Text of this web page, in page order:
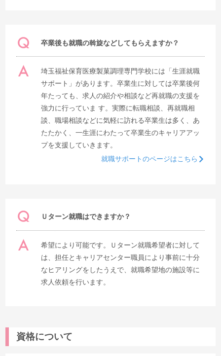
卒業後も就職の斡旋などしてもらえますか？
埼玉福祉保育医療製菓調理専門学校には「生涯就職
サポート」があります。卒業生に対しては卒業後何
年たっても、求人の紹介や相談など再就職の支援を
強力に行っていま す。実際に転職相談、再就職相
談、職場相談などに気軽に訪れる卒業生は多く、あ
たたかく、一生涯にわたって卒業生のキャリアアッ
プを支援していきます。
就職サポートのページはこちら
Ｕターン就職はできますか？
希望により可能です。Ｕターン就職希望者に対して
は、担任とキャリアセンター職員により事前に十分
なヒアリングをしたうえで、就職希望地の施設等に
求人依頼を行います。
資格について